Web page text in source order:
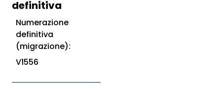
definitiva
Numerazione
definitiva
(migrazione):
V1556